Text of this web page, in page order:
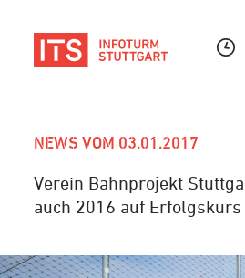
NEWS VOM 03.01.2017
Verein Bahnprojekt
auch 2016 auf Erfolgskurs